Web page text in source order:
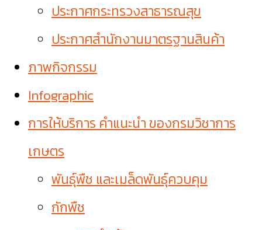
ประกาศกระทรวงสาธารณสุข
ประกาศสำนักงานมาตรฐานสินค้า
ภาพกิจกรรม
Infographic
การให้บริการ คำแนะนำ ของกรมวิชาการ
เกษตร
พันธุ์พืช และเมล็ดพันธุ์ควบคุม
กักพืช